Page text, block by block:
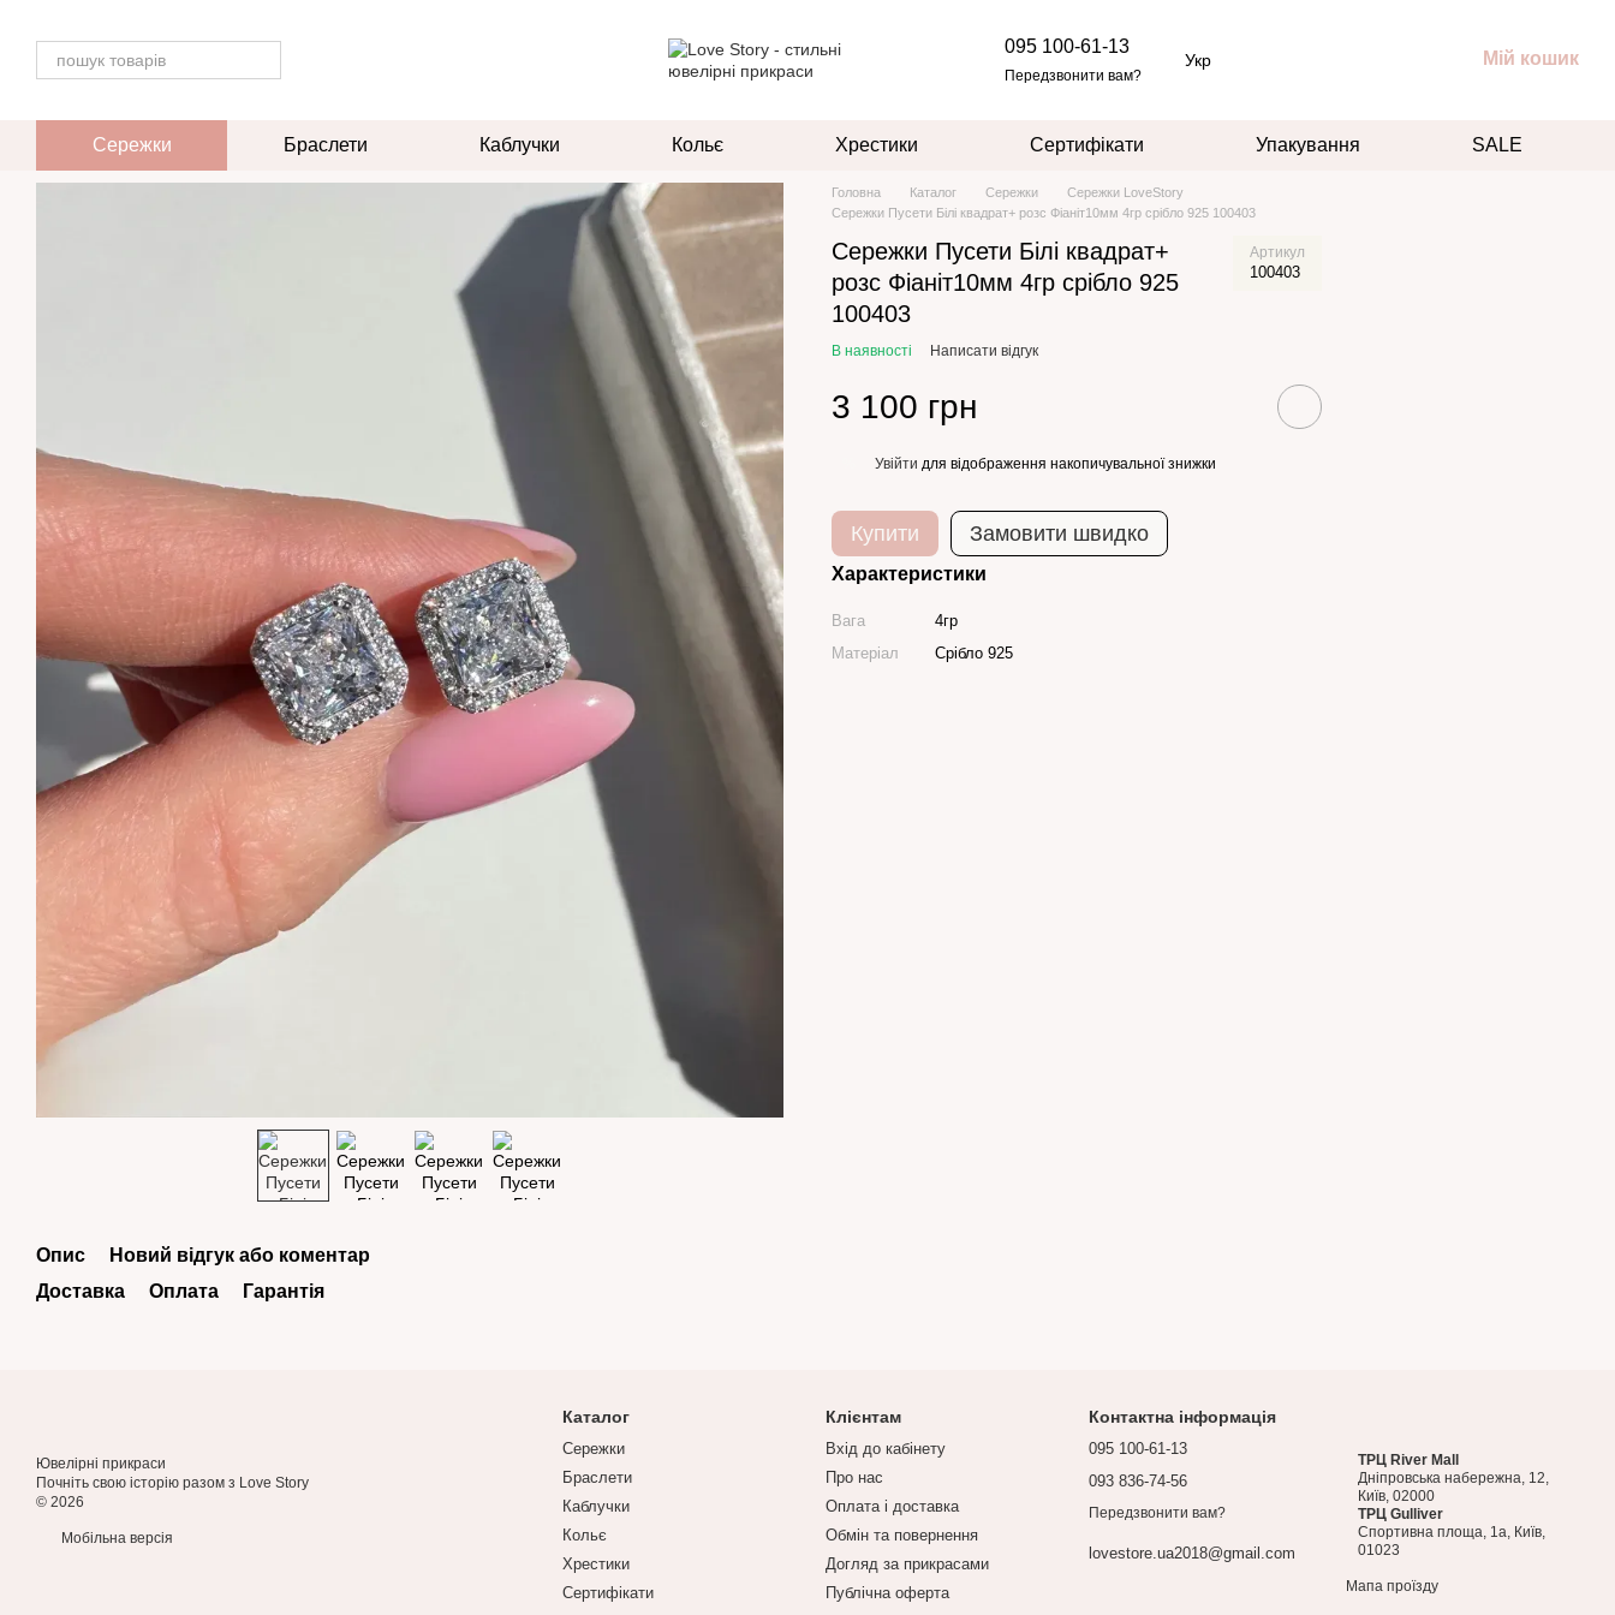
095 100-61-13
Передзвонити вам?
Укр Мій кошик
Сережки Браслети Каблучки Кольє Хрестики Сертифікати Упакування SALE
Опис
Новий відгук або коментар
Доставка
Оплата Гарантія
Головна Каталог Сережки
Сережки LoveStory
Сережки Пусети Білі квадрат+ розс Фіаніт10мм 4гр срібло 925 100403
Сережки Пусети Білі квадрат+
розс Фіаніт10мм 4гр срібло 925
100403
Артикул
100403
В наявності Написати відгук
3 100 грн
Увійти для відображення накопичувальної знижки
Купити Замовити швидко
Характеристики
Вага
4гр
Матеріал
Срібло 925
Ювелірні прикраси
Почніть свою історію разом з Love Story
© 2026
Мобільна версія
Каталог
Сережки
Браслети
Каблучки
Кольє
Хрестики
Сертифікати
Клієнтам
Вхід до кабінету
Про нас
Оплата і доставка
Обмін та повернення
Догляд за прикрасами
Публічна оферта
Контактна інформація
095 100-61-13
093 836-74-56
Передзвонити вам?
lovestore.ua2018@gmail.com
ТРЦ River Mall
Дніпровська набережна, 12,
Київ, 02000
ТРЦ Gulliver
Спортивна площа, 1a, Київ,
01023
Мапа проїзду